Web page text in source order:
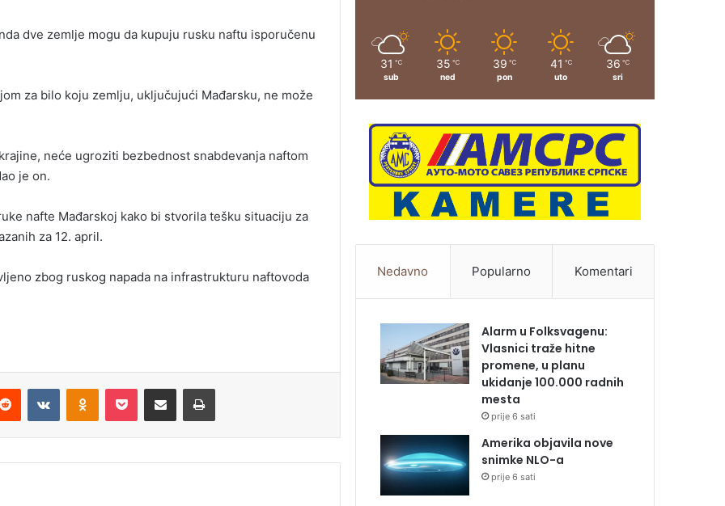
dve zemlje mogu da kupuju rusku naftu isporučenu
za bilo koju zemlju, uključujući Mađarsku, ne može
neće ugroziti bezbednost snabdevanja naftom
je on.
nafte Mađarskoj kako bi stvorila tešku situaciju za
za 12. april.
zbog ruskog napada na infrastrukturu naftovoda
31 ℃
sub
35 ℃
ned
39 ℃
pon
41 ℃
uto
36 ℃
sri
Nedavno Popularno Komentari
Alarm u Folksvagenu:
Vlasnici traže hitne
promene, u planu
ukidanje 100.000 radnih
mesta
prije 6 sati
Amerika objavila nove
snimke NLO-a
prije 6 sati